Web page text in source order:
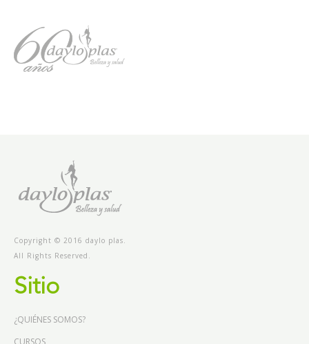
Copyright © 2016 daylo plas.
All Rights Reserved.
Sitio
¿QUIÉNES SOMOS?
CURSOS